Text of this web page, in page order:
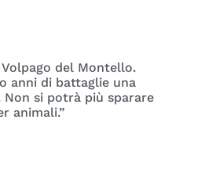
del Montello.
anni di battaglie una
si potrà più sparare
animali.”